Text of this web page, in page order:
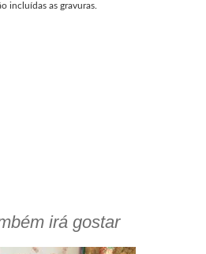
incluídas as gravuras.
irá gostar